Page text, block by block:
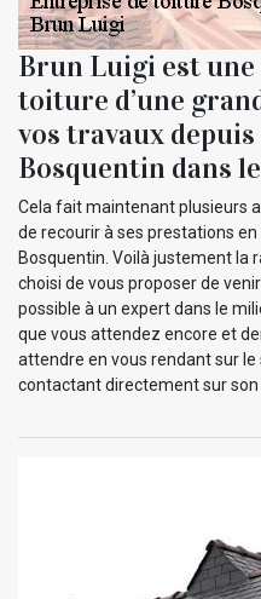
Brun Luigi est
toiture d’une
vos travaux
Bosquentin dans
Cela fait maintenant plusieurs
de recourir à ses prestations
Bosquentin. Voilà justement la
choisi de vous proposer de
possible à un expert dans le
que vous attendez encore et
attendre en vous rendant sur
contactant directement sur son